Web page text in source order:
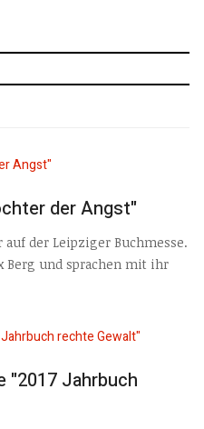
der Angst"
der Leipziger Buchmesse.
Berg und sprachen mit ihr
"2017 Jahrbuch